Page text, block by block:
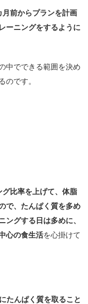
前からプランを計画
ーニングをするように
中でできる範囲を決め
のです。
比率を上げて、体脂
で、たんぱく質を多め
ングする日は多めに、
心の食生活を心掛けて
たんぱく質を取ること